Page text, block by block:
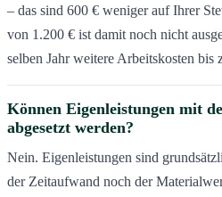
– das sind 600 € weniger auf Ihrer
von 1.200 € ist damit noch nicht
selben Jahr weitere Arbeitskosten bis
Können Eigenleistungen mit
abgesetzt werden?
Nein. Eigenleistungen sind
der Zeitaufwand noch der